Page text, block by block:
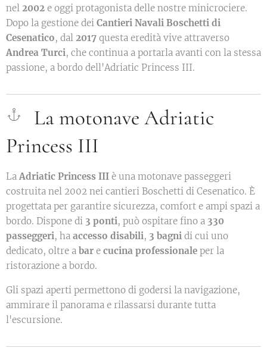
nel 2002 e oggi protagonista delle nostre minicrociere.
Dopo la gestione dei Cantieri Navali Boschetti di
Cesenatico, dal 2017 questa eredità vive attraverso
Andrea Turci, che continua a portarla avanti con la stessa
passione, a bordo dell'Adriatic Princess III.
La motonave Adriatic
Princess III
LaAdriatic Princess III è una motonave passeggeri
costruita nel 2002 nei cantieri Boschetti di Cesenatico. È
progettata per garantire sicurezza, comfort e ampi spazi a
bordo. Dispone di 3 ponti, può ospitare fino a 330
passeggeri, ha accesso disabili, 3 bagni di cui uno
dedicato, oltre a bar e cucina professionale per la
ristorazione a bordo.
Gli spazi aperti permettono di godersi la navigazione,
ammirare il panorama e rilassarsi durante tutta
l'escursione.